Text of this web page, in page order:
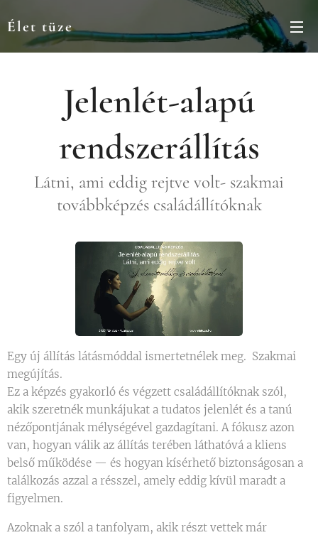
Élet tüze
Jelenlét-alapú
rendszerállítás
Látni, ami eddig rejtve volt- szakmai
továbbképzés családállítóknak
Egy új állítás látásmóddal ismertetnélek meg. Szakmai
megújítás.
Ez a képzés gyakorló és végzett családállítóknak szól,
akik szeretnék munkájukat a tudatos jelenlét és a tanú
nézőpontjának mélységével gazdagítani. A fókusz azon
van, hogyan válik az állítás terében láthatóvá a kliens
belső működése — és hogyan kísérhető biztonságosan a
találkozás azzal a résszel, amely eddig kívül maradt a
figyelmen.
Azoknak a szól a tanfolyam, akik részt vettek már